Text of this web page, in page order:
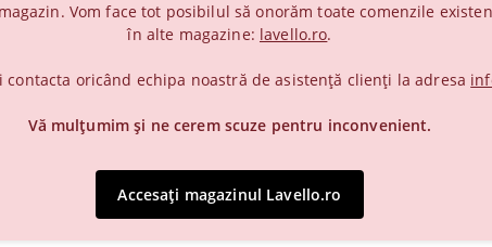
Vom face tot posibilul să onorăm toate comenzile
în alte magazine: lavello.ro.
oricând echipa noastră de asistență clienți la adresa
Vă mulțumim și ne cerem scuze pentru inconvenient.
Accesați magazinul Lavello.ro